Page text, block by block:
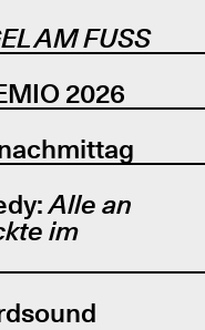
AM FUSS
2026
Alle an
im